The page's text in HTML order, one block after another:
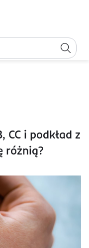
CC i podkład z
różnią?